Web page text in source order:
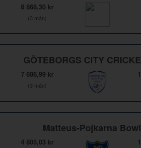
8 868,30 kr
(3 mån)
GÖTEBORGS CITY
7 686,99 kr
(3 mån)
Matteus-Pojkarna
4 805,03 kr